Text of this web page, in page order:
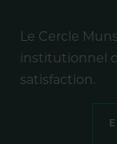
Le Cercle
institutionnel
satisfaction.